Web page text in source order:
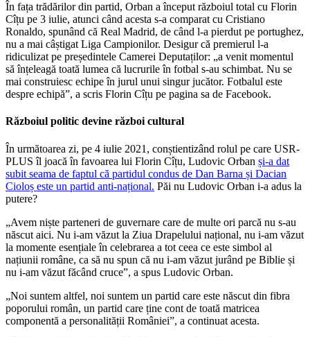
În fața trădărilor din partid, Orban a început războiul total cu Florin
Cîțu pe 3 iulie, atunci când acesta s-a comparat cu Cristiano
Ronaldo, spunând că Real Madrid, de când l-a pierdut pe portughez,
nu a mai câștigat Liga Campionilor. Desigur că premierul l-a
ridiculizat pe președintele Camerei Deputaților: „a venit momentul
să înțeleagă toată lumea că lucrurile în fotbal s-au schimbat. Nu se
mai construiesc echipe în jurul unui singur jucător. Fotbalul este
despre echipă”, a scris Florin Cîțu pe pagina sa de Facebook.
Războiul politic devine război cultural
În următoarea zi, pe 4 iulie 2021, conștientizând rolul pe care USR-
PLUS îl joacă în favoarea lui Florin Cîțu, Ludovic Orban și-a dat
subit seama de faptul că partidul condus de Dan Barna și Dacian
Cioloș este un partid anti-național. Păi nu Ludovic Orban i-a adus la
putere?
„Avem niște parteneri de guvernare care de multe ori parcă nu s-au
născut aici. Nu i-am văzut la Ziua Drapelului național, nu i-am văzut
la momente esențiale în celebrarea a tot ceea ce este simbol al
națiunii române, ca să nu spun că nu i-am văzut jurând pe Biblie și
nu i-am văzut făcând cruce”, a spus Ludovic Orban.
„Noi suntem altfel, noi suntem un partid care este născut din fibra
poporului român, un partid care ține cont de toată matricea
componentă a personalității României”, a continuat acesta.